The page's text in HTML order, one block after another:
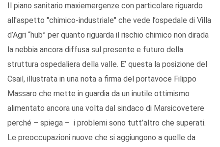
Il piano sanitario maxiemergenze con particolare riguardo
all'aspetto "chimico-industriale" che vede l’ospedale di Villa
d’Agri “hub” per quanto riguarda il rischio chimico non dirada
la nebbia ancora diffusa sul presente e futuro della
struttura ospedaliera della valle. E’ questa la posizione del
Csail, illustrata in una nota a firma del portavoce Filippo
Massaro che mette in guardia da un inutile ottimismo
alimentato ancora una volta dal sindaco di Marsicovetere
perché – spiega – i problemi sono tutt’altro che superati.
Le preoccupazioni nuove che si aggiungono a quelle da